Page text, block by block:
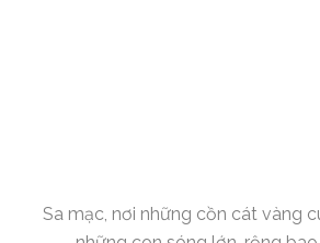
Sa mạc, nơi những cồn cát vàng